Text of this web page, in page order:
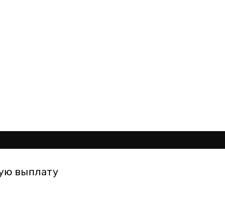
выплату